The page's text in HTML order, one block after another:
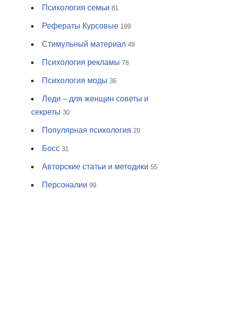
Психология семьи 81
Рефераты Курсовые 199
Стимульный материал 49
Психология рекламы 78
Психология моды 36
Леди – для женщин советы и
секреты 30
Популярная психология 29
Босс 31
Авторские статьи и методики 55
Персоналии 99